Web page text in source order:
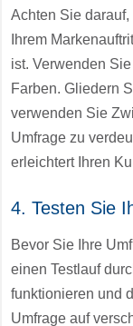
Achten Sie
Ihrem
ist. Verwenden
Farben. Gliedern
verwenden Sie
Umfrage zu
erleichtert Ihren
4. Testen Sie
Bevor Sie Ihre
einen Testlauf
funktionieren und
Umfrage auf